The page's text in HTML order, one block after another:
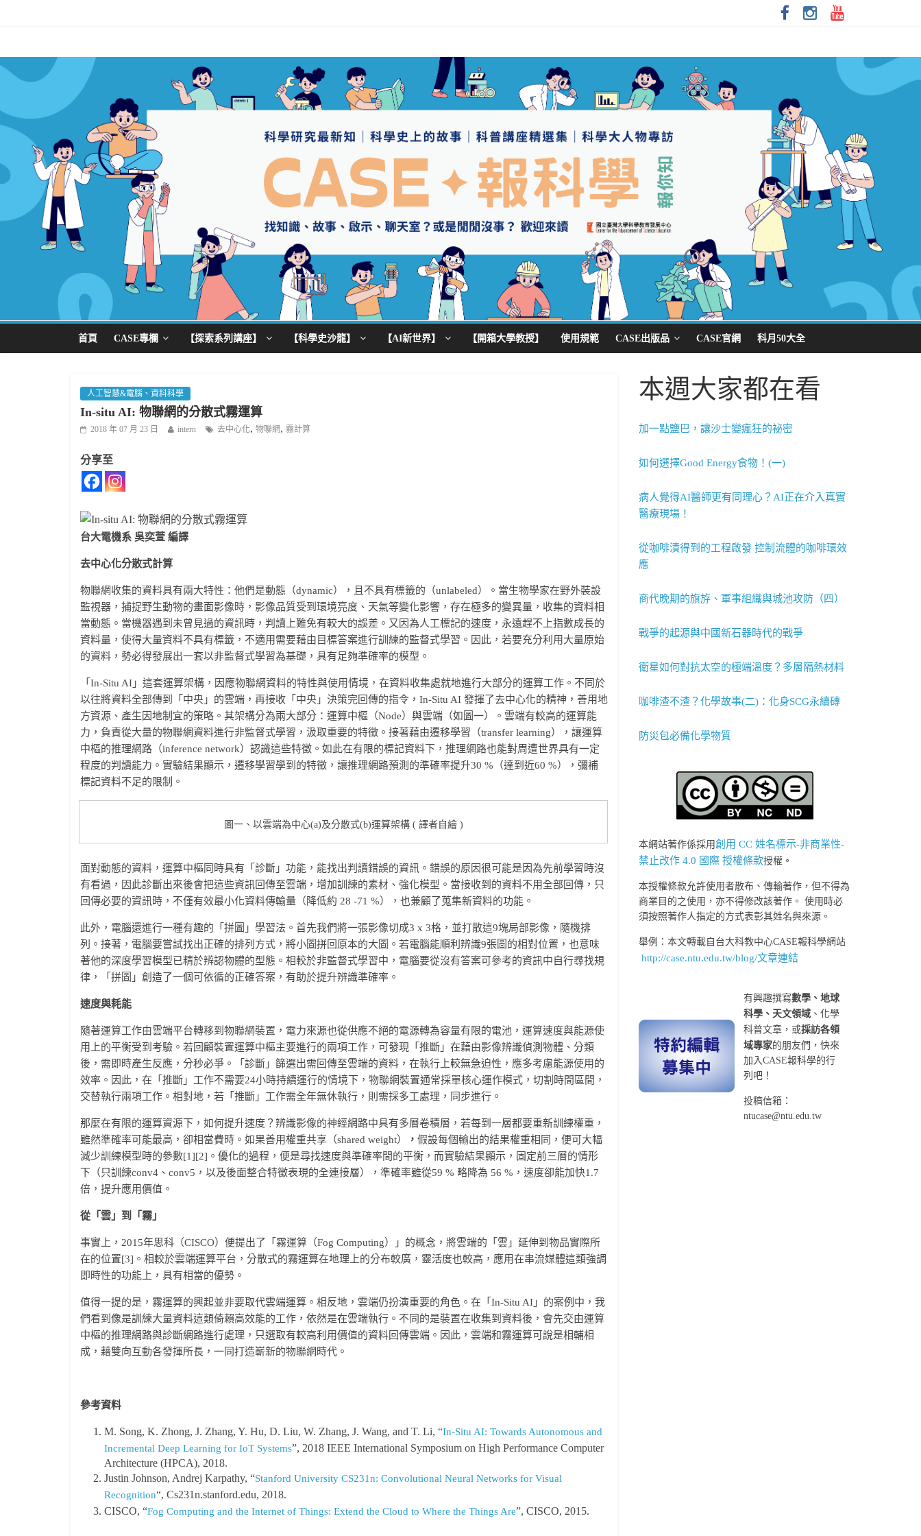
首頁 CASE專欄 【探索系列講座】 【科學史沙龍】 【AI新世界】 【開箱大學教授】 使用規範 CASE出版品 CASE官網 科月50大全
人工智慧&電腦、資料科學
In-situ AI: 物聯網的分散式霧運算
2018 年 07 月 23 日 intern 去中心化, 物聯網 , 霧計算
分享至
台大電機系 吳奕萱 編譯
去中心化分散式計算
物聯網收集的資料具有兩大特性：他們是動態（dynamic），且不具有標籤的（unlabeled）。當生物學家在野外裝設
監視器，捕捉野生動物的畫面影像時，影像品質受到環境亮度、天氣等變化影響，存在極多的變異量，收集的資料相
當動態。當機器遇到未曾見過的資訊時，判讀上難免有較大的誤差。又因為人工標記的速度，永遠趕不上指數成長的
資料量，使得大量資料不具有標籤，不適用需要藉由目標答案進行訓練的監督式學習。因此，若要充分利用大量原始
的資料，勢必得發展出一套以非監督式學習為基礎，具有足夠準確率的模型。
「In-Situ AI」這套運算架構，因應物聯網資料的特性與使用情境，在資料收集處就地進行大部分的運算工作。不同於
以往將資料全部傳到「中央」的雲端，再接收「中央」決策完回傳的指令，In-Situ AI 發揮了去中心化的精神，善用地
方資源、產生因地制宜的策略。其架構分為兩大部分：運算中樞（Node）與雲端（如圖一）。雲端有較高的運算能
力，負責從大量的物聯網資料進行非監督式學習，汲取重要的特徵。接著藉由遷移學習（transfer learning），讓運算
中樞的推理網路（inference network）認識這些特徵。如此在有限的標記資料下，推理網路也能對周遭世界具有一定
程度的判讀能力。實驗結果顯示，遷移學習學到的特徵，讓推理網路預測的準確率提升30 %（達到近60 %），彌補
標記資料不足的限制。
圖一、以雲端為中心(a)及分散式(b)運算架構 ( 譯者自繪 )
面對動態的資料，運算中樞同時具有「診斷」功能，能找出判讀錯誤的資訊。錯誤的原因很可能是因為先前學習時沒
有看過，因此診斷出來後會把這些資訊回傳至雲端，增加訓練的素材、強化模型。當接收到的資料不用全部回傳，只
回傳必要的資訊時，不僅有效最小化資料傳輸量（降低約 28 -71 %），也兼顧了蒐集新資料的功能。
此外，電腦還進行一種有趣的「拼圖」學習法。首先我們將一張影像切成3 x 3格，並打散這9塊局部影像，隨機排
列。接著，電腦要嘗試找出正確的排列方式，將小圖拼回原本的大圖。若電腦能順利辨識9張圖的相對位置，也意味
著他的深度學習模型已精於辨認物體的型態。相較於非監督式學習中，電腦要從沒有答案可參考的資訊中自行尋找規
律，「拼圖」創造了一個可依循的正確答案，有助於提升辨識準確率。
速度與耗能
隨著運算工作由雲端平台轉移到物聯網裝置，電力來源也從供應不絕的電源轉為容量有限的電池，運算速度與能源使
用上的平衡受到考驗。若回顧裝置運算中樞主要進行的兩項工作，可發現「推斷」在藉由影像辨識偵測物體、分類
後，需即時產生反應，分秒必爭。「診斷」篩選出需回傳至雲端的資料，在執行上較無急迫性，應多考慮能源使用的
效率。因此，在「推斷」工作不需要24小時持續運行的情境下，物聯網裝置通常採單核心運作模式，切割時間區間，
交替執行兩項工作。相對地，若「推斷」工作需全年無休執行，則需採多工處理，同步進行。
那麼在有限的運算資源下，如何提升速度？辨識影像的神經網路中具有多層卷積層，若每到一層都要重新訓練權重，
雖然準確率可能最高，卻相當費時。如果善用權重共享（shared weight）
， 假設每個輸出的結果權重相同，便可大幅
減少訓練模型時的參數[1][2]。優化的過程，便是尋找速度與準確率間的平衡，而實驗結果顯示，固定前三層的情形
下（只訓練conv4、conv5，以及後面整合特徵表現的全連接層），準確率雖從59 % 略降為 56 %，速度卻能加快1.7
倍，提升應用價值。
從「雲」到「霧」
事實上，2015年思科（CISCO）便提出了「霧運算（Fog Computing）」的概念，將雲端的「雲」延伸到物品實際所
在的位置[3]。相較於雲端運算平台，分散式的霧運算在地理上的分布較廣，靈活度也較高，應用在串流媒體這類強調
即時性的功能上，具有相當的優勢。
值得一提的是，霧運算的興起並非要取代雲端運算。相反地，雲端仍扮演重要的角色。在「In-Situ AI」的案例中，我
們看到像是訓練大量資料這類倚賴高效能的工作，依然是在雲端執行。不同的是裝置在收集到資料後，會先交由運算
中樞的推理網路與診斷網路進行處理，只選取有較高利用價值的資料回傳雲端。因此，雲端和霧運算可說是相輔相
成，藉雙向互動各發揮所長，一同打造嶄新的物聯網時代。
參考資料
M. Song, K. Zhong, J. Zhang, Y. Hu, D. Liu, W. Zhang, J. Wang, and T. Li, “In-Situ AI: Towards Autonomous and
Incremental Deep Learning for IoT Systems”, 2018 IEEE International Symposium on High Performance Computer
Architecture (HPCA), 2018.
Justin Johnson, Andrej Karpathy, “Stanford University CS231n: Convolutional Neural Networks for Visual
Recognition“, Cs231n.stanford.edu, 2018.
CISCO, “Fog Computing and the Internet of Things: Extend the Cloud to Where the Things Are”, CISCO, 2015.
本週大家都在看
加一點鹽巴，讓沙士變瘋狂的祕密
如何選擇Good Energy食物！(一)
病人覺得AI醫師更有同理心？AI正在介入真實
醫療現場！
從咖啡漬得到的工程啟發 控制流體的咖啡環效
應
商代晚期的旗斿、軍事組織與城池攻防（四）
戰爭的起源與中國新石器時代的戰爭
衛星如何對抗太空的極端溫度？多層隔熱材料
咖啡渣不渣？化學故事(二)：化身SCG永續磚
防災包必備化學物質
本網站著作係採用創用 CC 姓名標示-非商業性-
禁止改作 4.0 國際 授權條款授權。
本授權條款允許使用者散布、傳輸著作，但不得為
商業目的之使用，亦不得修改該著作。 使用時必
須按照著作人指定的方式表彰其姓名與來源。
舉例：本文轉載自台大科教中心CASE報科學網站
http://case.ntu.edu.tw/blog/文章連結
有興趣撰寫數學、地球
科學、天文領域 、化學
科普文章，或採訪各領
域專家的朋友們，快來
加入CASE報科學的行
列吧！
投稿信箱：
ntucase@ntu.edu.tw